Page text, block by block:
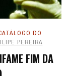
DO
PEREIRA
FIM DA